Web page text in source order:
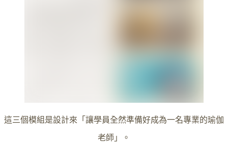
這三個模組是設計來「讓學員全然準備好成為一名專業的瑜伽
老師」。